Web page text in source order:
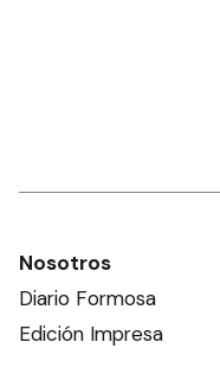
Nosotros
Diario Formosa
Edición Impresa